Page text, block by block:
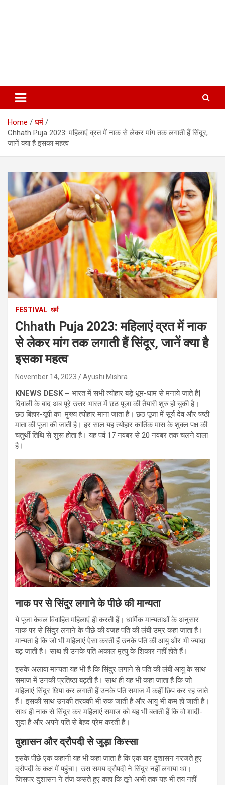
Home
धर्म
Chhath Puja 2023: महिलाएं व्रत में नाक से लेकर मांग तक लगाती हैं सिंदूर,
जानें क्या है इसका महत्व
FESTIVAL धर्म
Chhath Puja 2023: महिलाएं व्रत में नाक
से लेकर मांग तक लगाती हैं सिंदूर, जानें क्या है
इसका महत्व
November 14, 2023 Ayushi Mishra
KNEWS DESK – भारत में सभी त्योहार बड़े धूम-धाम से मनाये जाते हैं|
दिवाली के बाद अब पूरे उत्तर भारत में छठ पूजा की तैयारी शुरु हो चुकी है।
छठ बिहार-यूपी का मुख्य त्योहार माना जाता है। छठ पूजा में सूर्य देव और षष्ठी
माता की पूजा की जाती है। हर साल यह त्योहार कार्तिक मास के शुक्ल पक्ष की
चतुर्थी तिथि से शुरू होता है। यह पर्व 17 नवंबर से 20 नवंबर तक चलने वाला
है।
नाक पर से सिंदुर लगाने के पीछे की मान्यता
ये पूजा केवल विवाहित महिलाएं ही करती हैं। धार्मिक मान्यताओं के अनुसार
नाक पर से सिंदुर लगाने के पीछे की वजह पति की लंबी उम्र कहा जाता है।
मान्यता है कि जो भी महिलाएं ऐसा करती हैं उनके पति की आयु और भी ज्यादा
बढ़ जाती है। साथ ही उनके पति अकाल मृत्यु के शिकार नहीं होते हैं।
इसके अलावा मान्यता यह भी है कि सिंदुर लगाने से पति की लंबी आयु के साथ
समाज में उनकी प्रतिष्ठा बढ़ती है। साथ ही यह भी कहा जाता है कि जो
महिलाएं सिंदुर छिपा कर लगाती हैं उनके पति समाज में कहीं छिप कर रह जाते
हैं। इसकी साथ उनकी तरक्की भी रुक जाती है और आयु भी कम हो जाती है।
साथ ही नाक से सिंदुर कर महिलाएं समाज को यह भी बताती हैं कि वो शादी-
शुदा हैं और अपने पति से बेहद प्रेम करती हैं।
दुशासन और द्रौपदी से जुड़ा किस्सा
इसके पीछे एक कहानी यह भी कहा जाता है कि एक बार दुशासन गरजते हुए
द्रौपदी के कक्ष में पहुंचा। उस समय द्रौपदी ने सिंदुर नहीं लगाया था।
जिसपर दुशासन ने तंज कसते हुए कहा कि तूने अभी तक यह भी तय नहीं